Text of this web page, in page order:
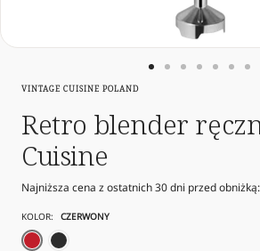
Przejdź
slajdu
1
Przejdź
10
Przejdź
11
Przejdź
12
Przejdź
131415
VINTAGE CUISINE POLAND
Retro blender
Cuisine
Najniższa cena z ostatnich 30 dni przed obniżką:
KOLOR: CZERWONY
czerwony
czarny